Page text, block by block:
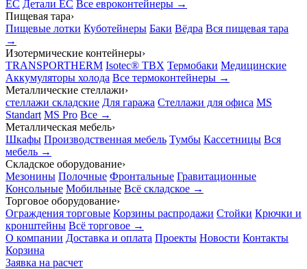
EC Детали EC Все евроконтейнеры →
Пищевая тара›
Пищевые лотки Куботейнеры Баки Вёдра Вся пищевая тара
→
Изотермические контейнеры›
TRANSPORTHERM Isotec® TBX Термобаки Медицинские
Аккумуляторы холода Все термоконтейнеры →
Металлические стеллажи›
стеллажи складские Для гаража Стеллажи для офиса MS
Standart MS Pro Все →
Металлическая мебель›
Шкафы Производственная мебель Тумбы Кассетницы Вся
мебель →
Складское оборудование›
Мезонины Полочные Фронтальные Гравитационные
Консольные Мобильные Всё складское →
Торговое оборудование›
Ограждения торговые Корзины распродажи Стойки Крючки и
кронштейны Всё торговое →
О компании Доставка и оплата Проекты Новости Контакты
Корзина
Заявка на расчет